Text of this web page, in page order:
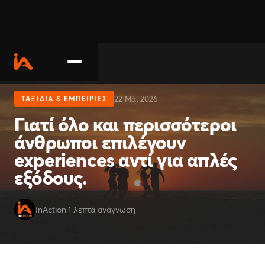
Σχετικά
Δραστηριότητες
Επικοινωνία
Γίνε συνεργάτης
ΤΑΞΊΔΙΑ & ΕΜΠΕΙΡΊΕΣ 22 Μάι 2026
Γιατί όλο και περισσότεροι
άνθρωποι επιλέγουν
experiences αντί για απλές
εξόδους.
InAction·1 λεπτά ανάγνωση